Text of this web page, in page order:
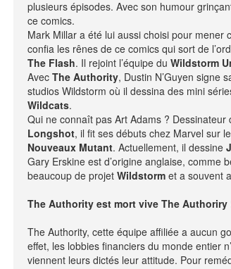
NEWSLETTER
S'ABONNER
En indiquant votre adresse mail ci-dessus, vous consentez à
recevoir des mails de la part d'Actusf. Vous pouvez vous
désinscrire à tout moment à travers les liens de
désinscription.
Mentions légales - Cookies
plusieurs épisodes. Avec son humour
ce comics.
Mark Millar a été lui aussi choisi pour mener
confia les rênes de ce comics qui sort de
The Flash. Il rejoint l’équipe du Wildstorm
Avec The Authority, Dustin N’Guyen signe
studios Wildstorm où il dessina des mini
Wildcats.
Qui ne connaît pas Art Adams ?
Longshot, il fit ses débuts chez Marvel sur
Nouveaux Mutant. Actuellement, il dessine
Gary Erskine est d’origine anglaise, comme
beaucoup de projet Wildstorm et a souvent
The Authority est mort vive The Authoriry
The Authority, cette équipe affiliée a aucun
effet, les lobbies financiers du monde entier
viennent leurs dictés leur attitude. Pour